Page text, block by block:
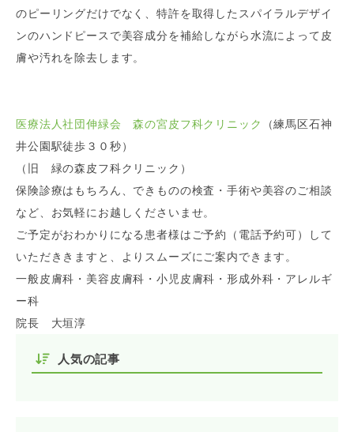
のピーリングだけでなく、特許を取得したスパイラルデザイ
ンのハンドピースで美容成分を補給しながら水流によって皮
膚や汚れを除去します。
医療法人社団伸緑会 森の宮皮フ科クリニック
（練馬区石神
井公園駅徒歩３０秒）
（旧 緑の森皮フ科クリニック）
保険診療はもちろん、できものの検査・手術や美容のご相談
など、お気軽にお越しくださいませ。
ご予定がおわかりになる患者様はご予約（電話予約可）して
いただききますと、よりスムーズにご案内できます。
一般皮膚科・美容皮膚科・小児皮膚科・形成外科・アレルギ
ー科
院長 大垣淳
人気の記事